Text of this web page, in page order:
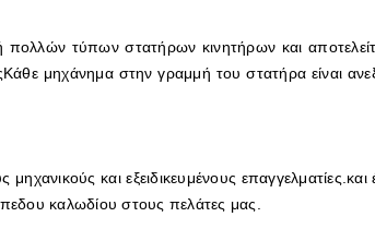
τύπων στατήρων κινητήρων και
μηχάνημα στην γραμμή του στατήρα είναι
και εξειδικευμένους
καλωδίου στους πελάτες μας.